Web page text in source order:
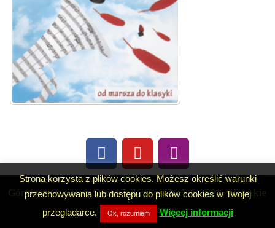
Górnicza Orkiestra Dęta KWK „Sośnica” © 2026. Wszelkie
prawa zastrzeżone.
Strona korzysta z plików cookies. Możesz określić warunki
przechowywania lub dostępu do plików cookies w Twojej
przeglądarce.
Ok, rozumiem Więcej informacji